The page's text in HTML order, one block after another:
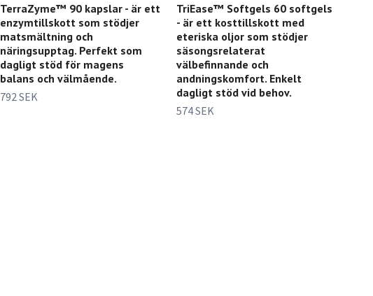
TerraZyme™ 90 kapslar - är ett
enzymtillskott som stödjer
matsmältning och
näringsupptag. Perfekt som
dagligt stöd för magens
balans och välmående.
792 SEK
TriEase™ Softgels 60 softgels
- är ett kosttillskott med
eteriska oljor som stödjer
säsongsrelaterat
välbefinnande och
andningskomfort. Enkelt
dagligt stöd vid behov.
574 SEK